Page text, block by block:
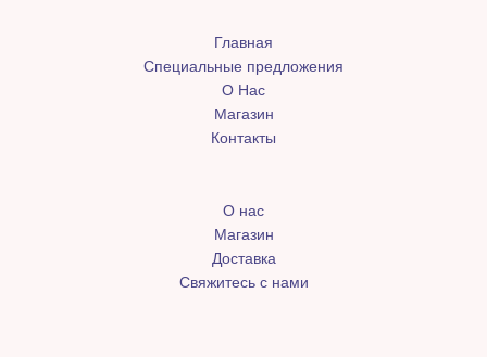
Главная
Специальные предложения
О Нас
Магазин
Контакты
О нас
Магазин
Доставка
Свяжитесь с нами